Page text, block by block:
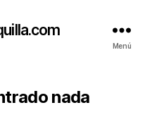
Menú
nada